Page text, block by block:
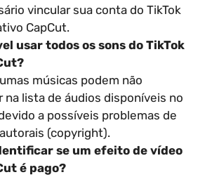
vincular sua conta do TikTok
CapCut.
usar todos os sons do TikTok
músicas podem não
na lista de áudios disponíveis no
a possíveis problemas de
(copyright).
se um efeito de vídeo
é pago?